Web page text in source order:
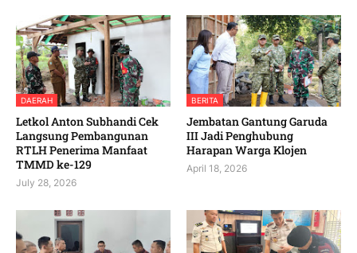
DAERAH
Letkol Anton Subhandi Cek
Langsung Pembangunan
RTLH Penerima Manfaat
TMMD ke-129
July 28, 2026
BERITA
Jembatan Gantung Garuda
III Jadi Penghubung
Harapan Warga Klojen
April 18, 2026